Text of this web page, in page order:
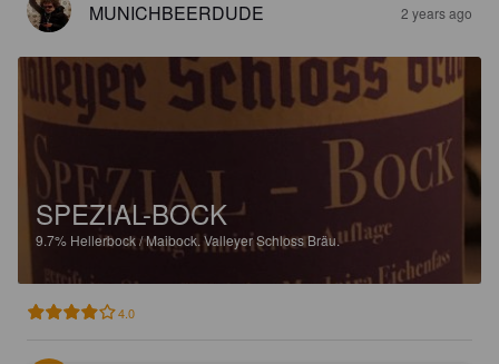
MUNICHBEERDUDE 2 years ago
SPEZIAL-BOCK
9.7% Hellerbock / Maibock. Valleyer Schloss Bräu.
4.0